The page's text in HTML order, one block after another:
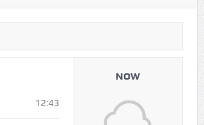
12:43
NOW